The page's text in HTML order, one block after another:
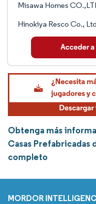
Misawa Homes
Hinokiya Resco Co.,
Obtenga más
Casas
completo
MORDOR